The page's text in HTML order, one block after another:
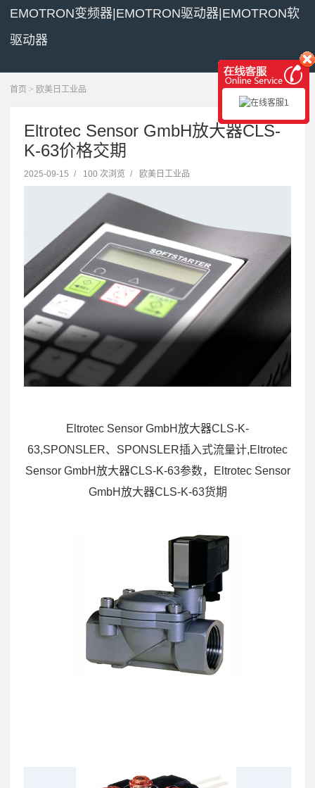
EMOTRON变频器|EMOTRON驱动器|EMOTRON软
驱动器
展开菜单
首页 > 欧美日工业品
Eltrotec Sensor GmbH放大器CLS-
K-63价格交期
2025-09-15 / 100 次浏览 / 欧美日工业品
Eltrotec Sensor GmbH放大器CLS-K-
63,SPONSLER、SPONSLER插入式流量计,Eltrotec
Sensor GmbH放大器CLS-K-63参数，Eltrotec Sensor
GmbH放大器CLS-K-63货期